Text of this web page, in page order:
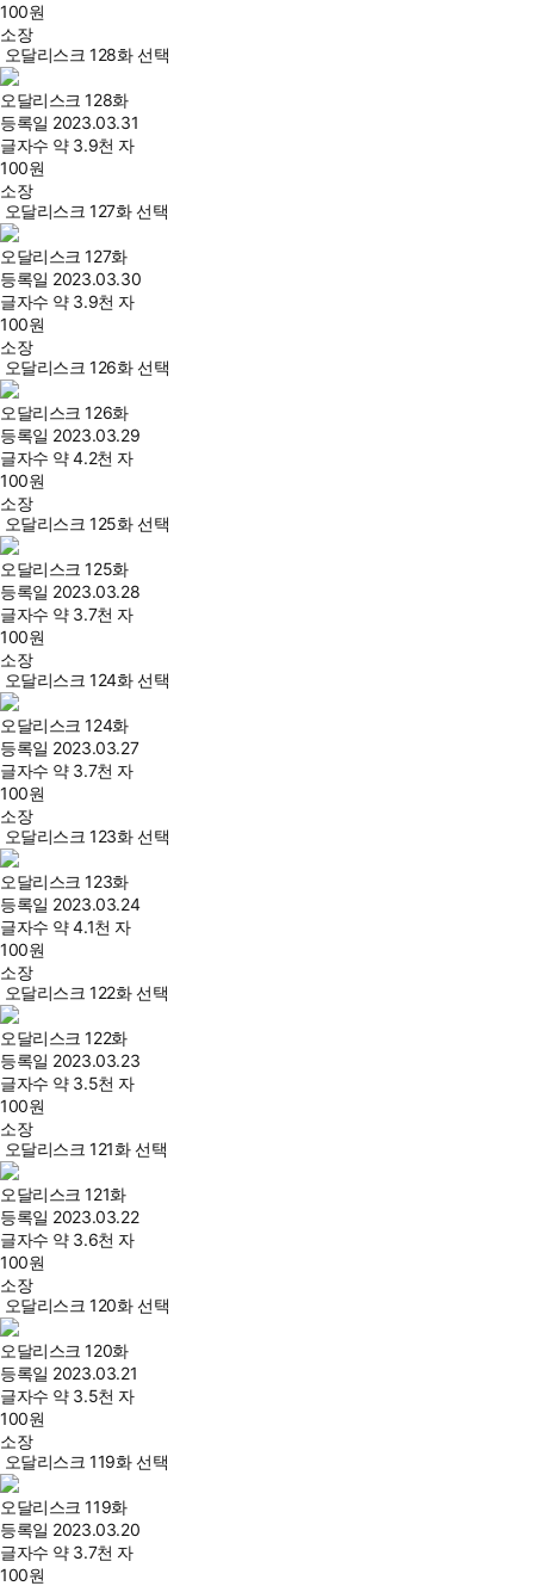
100원
소장
오달리스크 128화 선택
오달리스크 128화
등록일 2023.03.31
글자수 약 3.9천 자
100원
소장
오달리스크 127화 선택
오달리스크 127화
등록일 2023.03.30
글자수 약 3.9천 자
100원
소장
오달리스크 126화 선택
오달리스크 126화
등록일 2023.03.29
글자수 약 4.2천 자
100원
소장
오달리스크 125화 선택
오달리스크 125화
등록일 2023.03.28
글자수 약 3.7천 자
100원
소장
오달리스크 124화 선택
오달리스크 124화
등록일 2023.03.27
글자수 약 3.7천 자
100원
소장
오달리스크 123화 선택
오달리스크 123화
등록일 2023.03.24
글자수 약 4.1천 자
100원
소장
오달리스크 122화 선택
오달리스크 122화
등록일 2023.03.23
글자수 약 3.5천 자
100원
소장
오달리스크 121화 선택
오달리스크 121화
등록일 2023.03.22
글자수 약 3.6천 자
100원
소장
오달리스크 120화 선택
오달리스크 120화
등록일 2023.03.21
글자수 약 3.5천 자
100원
소장
오달리스크 119화 선택
오달리스크 119화
등록일 2023.03.20
글자수 약 3.7천 자
100원